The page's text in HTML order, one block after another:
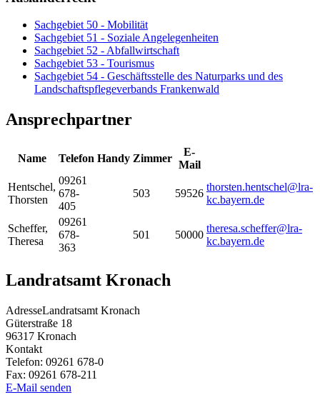
Sachgebiet 50 - Mobilität
Sachgebiet 51 - Soziale Angelegenheiten
Sachgebiet 52 - Abfallwirtschaft
Sachgebiet 53 - Tourismus
Sachgebiet 54 - Geschäftsstelle des Naturparks und des
Landschaftspflegeverbands Frankenwald
Ansprechpartner
Name Telefon Handy Zimmer
E-
Mail
Hentschel,
Thorsten
09261
678-
405
503 59526
thorsten.hentschel@lra-
kc.bayern.de
Scheffer,
Theresa
09261
678-
363
501 50000
theresa.scheffer@lra-
kc.bayern.de
Landratsamt Kronach
AdresseLandratsamt Kronach
Güterstraße 18
96317 Kronach
Kontakt
Telefon: 09261 678-0
Fax: 09261 678-211
E-Mail senden